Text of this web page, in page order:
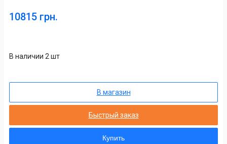
10815 грн.
В наличии 2 шт
В магазин
Быстрый заказ
Купить